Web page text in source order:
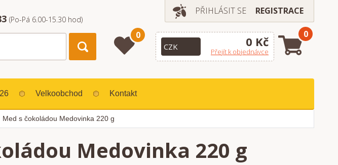
PŘIHLÁSIT SE REGISTRACE
(Po-Pá 6.00-15.30 hod)
0 0 Kč
Přejít k objednávce
0
Velkoobchod Kontakt
Med s čokoládou Medovinka 220 g
Medovinka 220 g